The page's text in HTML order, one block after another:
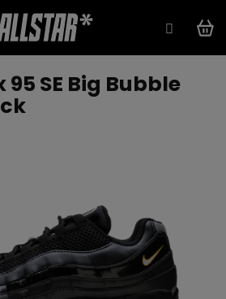
SE Big Bubble